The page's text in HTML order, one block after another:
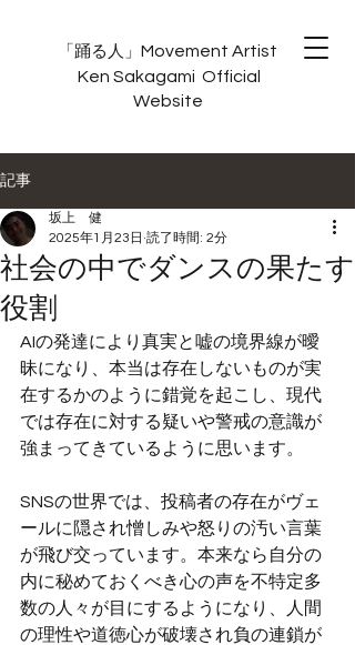
「踊る人」 Movement Artist
Ken Sakagami Official
Website
記事
社会の中でダンスの果たす
役割
坂上 健
2025年1月23日 読了時間: 2分
AIの発達により真実と嘘の境界線が曖
昧になり、本当は存在しないものが実
在するかのように錯覚を起こし、現代
では存在に対する疑いや警戒の意識が
強まってきているように思います。
SNSの世界では、投稿者の存在がヴェ
ールに隠され憎しみや怒りの汚い言葉
が飛び交っています。本来なら自分の
内に秘めておくべき心の声を不特定多
数の人々が目にするようになり、人間
の理性や道徳心が破壊され負の連鎖が